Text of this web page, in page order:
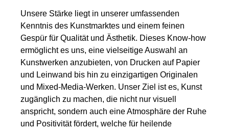
Unsere Stärke liegt in unserer umfassenden
Kenntnis des Kunstmarktes und einem feinen
Gespür für Qualität und Ästhetik. Dieses Know-how
ermöglicht es uns, eine vielseitige Auswahl an
Kunstwerken anzubieten, von Drucken auf Papier
und Leinwand bis hin zu einzigartigen Originalen
und Mixed-Media-Werken. Unser Ziel ist es, Kunst
zugänglich zu machen, die nicht nur visuell
anspricht, sondern auch eine Atmosphäre der Ruhe
und Positivität fördert, welche für heilende